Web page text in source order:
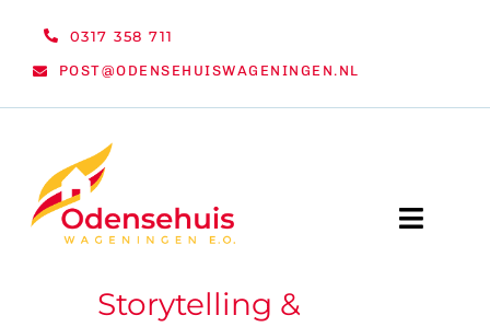
0317 358 711
POST@ODENSEHUISWAGENINGEN.NL
Toggle
WELKOMStorytelling &